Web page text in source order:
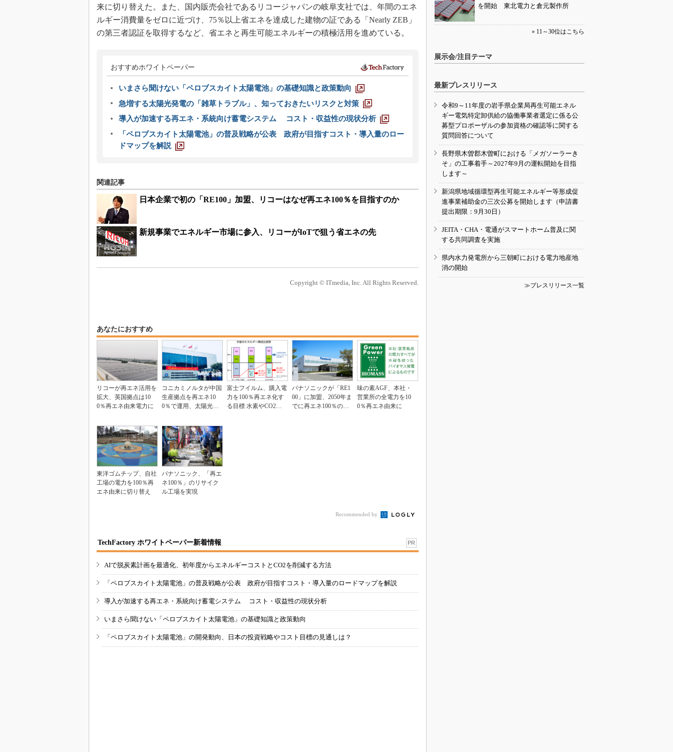
来に切り替えた。また、国内販売会社であるリコージャパンの岐阜支社では、年間のエネ
ルギー消費量をゼロに近づけ、75％以上省エネを達成した建物の証である「Nearly ZEB」
の第三者認証を取得するなど、省エネと再生可能エネルギーの積極活用を進めている。
おすすめホワイトペーパー
いまさら聞けない「ペロブスカイト太陽電池」の基礎知識と政策動向
急増する太陽光発電の「雑草トラブル」、知っておきたいリスクと対策
導入が加速する再エネ・系統向け蓄電システム コスト・収益性の現状分析
「ペロブスカイト太陽電池」の普及戦略が公表 政府が目指すコスト・導入量のロー
ドマップを解説
関連記事
日本企業で初の「RE100」加盟、リコーはなぜ再エネ100％を目指すのか
新規事業でエネルギー市場に参入、リコーがIoTで狙う省エネの先
Copyright © ITmedia, Inc. All Rights Reserved.
あなたにおすすめ
リコーが再エネ活用を
拡大、英国拠点は10
0％再エネ由来電力に
コニカミノルタが中国
生産拠点を再エネ10
0％で運用、太陽光発
富士フイルム、購入電
力を100％再エネ化す
る目標 水素やCO2回
パナソニックが「RE1
00」に加盟、2050年ま
でに再エネ100％の事
味の素AGF、本社・
営業所の全電力を10
0％再エネ由来に
東洋ゴムチップ、自社
工場の電力を100％再
エネ由来に切り替え
パナソニック、「再エ
ネ100％」のリサイク
ル工場を実現
Recommended by
TechFactory ホワイトペーパー新着情報 PR
AIで脱炭素計画を最適化、初年度からエネルギーコストとCO2を削減する方法
「ペロブスカイト太陽電池」の普及戦略が公表 政府が目指すコスト・導入量のロードマップを解説
導入が加速する再エネ・系統向け蓄電システム コスト・収益性の現状分析
いまさら聞けない「ペロブスカイト太陽電池」の基礎知識と政策動向
「ペロブスカイト太陽電池」の開発動向、日本の投資戦略やコスト目標の見通しは？
を開始 東北電力と倉元製作所
» 11～30位はこちら
展示会/注目テーマ
最新プレスリリース
令和9～11年度の岩手県企業局再生可能エネル
ギー電気特定卸供給の協働事業者選定に係る公
募型プロポーザルの参加資格の確認等に関する
質問回答について
長野県木曽郡木曽町における「メガソーラーき
そ」の工事着手～2027年9月の運転開始を目指
します～
新潟県地域循環型再生可能エネルギー等形成促
進事業補助金の三次公募を開始します（申請書
提出期限：9月30日）
JEITA・CHA・電通がスマートホーム普及に関
する共同調査を実施
県内水力発電所から三朝町における電力地産地
消の開始
≫プレスリリース一覧